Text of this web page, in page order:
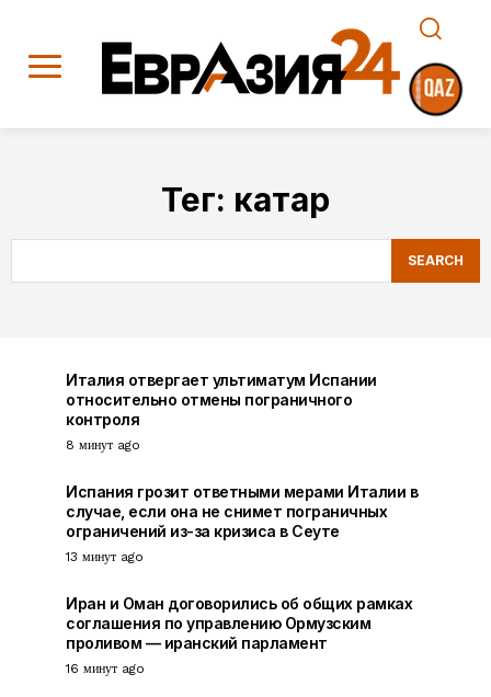
Тег: катар
SEARCH
Италия отвергает ультиматум Испании
относительно отмены пограничного
контроля
8 минут ago
Испания грозит ответными мерами Италии в
случае, если она не снимет пограничных
ограничений из-за кризиса в Сеуте
13 минут ago
Иран и Оман договорились об общих рамках
соглашения по управлению Ормузским
проливом — иранский парламент
16 минут ago